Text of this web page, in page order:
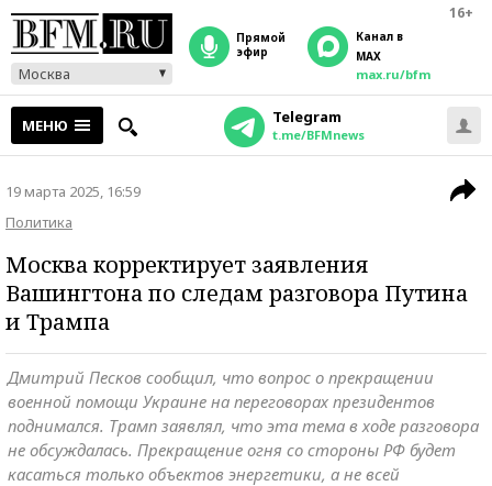
16+
Москва
прямой
эфир
Канал в
MAX
max.ru/bfm
МЕНЮ Telegram
t.me/BFMnews
19 марта 2025, 16:59
Политика
Москва корректирует заявления
Вашингтона по следам разговора Путина
и Трампа
Дмитрий Песков сообщил, что вопрос о прекращении
военной помощи Украине на переговорах президентов
поднимался. Трамп заявлял, что эта тема в ходе разговора
не обсуждалась. Прекращение огня со стороны РФ будет
касаться только объектов энергетики, а не всей